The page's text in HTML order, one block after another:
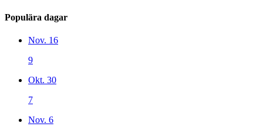
Populära dagar
Nov. 16
9
Okt. 30
7
Nov. 6